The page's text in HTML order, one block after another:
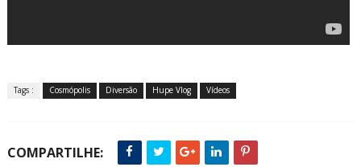
Tags : Cosmópolis Diversão Hupe Vlog Vídeos
COMPARTILHE: